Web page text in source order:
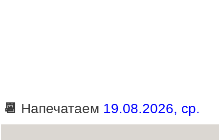
📆 Напечатаем 19.08.2026, ср.